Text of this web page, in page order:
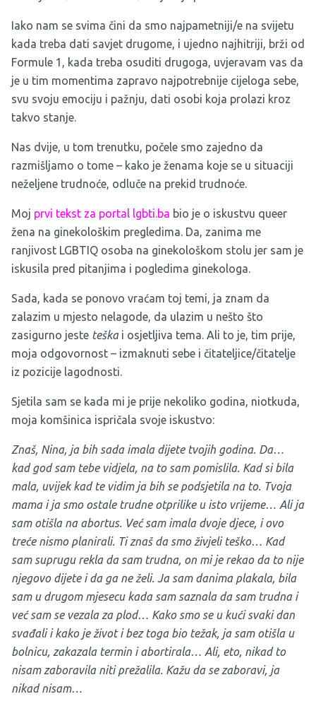
Iako nam se svima čini da smo najpametniji/e na svijetu
kada treba dati savjet drugome, i ujedno najhitriji, brži od
Formule 1, kada treba osuditi drugoga, uvjeravam vas da
je u tim momentima zapravo najpotrebnije cijeloga sebe,
svu svoju emociju i pažnju, dati osobi koja prolazi kroz
takvo stanje.
Nas dvije, u tom trenutku, počele smo zajedno da
razmišljamo o tome – kako je ženama koje se u situaciji
neželjene trudnoće, odluče na prekid trudnoće.
Moj prvi tekst za portal lgbti.ba bio je o iskustvu queer
žena na ginekološkim pregledima. Da, zanima me
ranjivost LGBTIQ osoba na ginekološkom stolu jer sam je
iskusila pred pitanjima i pogledima ginekologa.
Sada, kada se ponovo vraćam toj temi, ja znam da
zalazim u mjesto nelagode, da ulazim u nešto što
zasigurno jeste teška i osjetljiva tema. Ali to je, tim prije,
moja odgovornost – izmaknuti sebe i čitateljice/čitatelje
iz pozicije lagodnosti.
Sjetila sam se kada mi je prije nekoliko godina, niotkuda,
moja komšinica ispričala svoje iskustvo:
Znaš, Nina, ja bih sada imala dijete tvojih godina. Da…
kad god sam tebe vidjela, na to sam pomislila. Kad si bila
mala, uvijek kad te vidim ja bih se podsjetila na to. Tvoja
mama i ja smo ostale trudne otprilike u isto vrijeme… Ali ja
sam otišla na abortus. Već sam imala dvoje djece, i ovo
treće nismo planirali. Ti znaš da smo živjeli teško… Kad
sam suprugu rekla da sam trudna, on mi je rekao da to nije
njegovo dijete i da ga ne želi. Ja sam danima plakala, bila
sam u drugom mjesecu kada sam saznala da sam trudna i
već sam se vezala za plod… Kako smo se u kući svaki dan
svađali i kako je život i bez toga bio težak, ja sam otišla u
bolnicu, zakazala termin i abortirala… Ali, eto, nikad to
nisam zaboravila niti prežalila. Kažu da se zaboravi, ja
nikad nisam…